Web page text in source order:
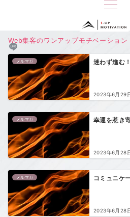
Web集客のワンアップモチベーション
メルマガ 迷わず進む！
2023年6月29
メルマガ 幸運を惹き
2023年6月28
メルマガ コミュニケ
2023年6月28